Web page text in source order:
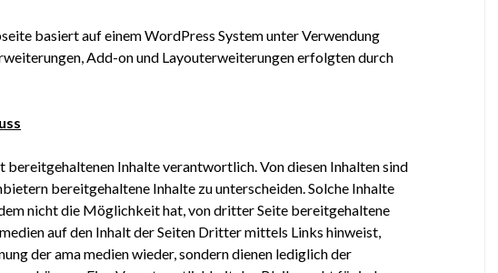
basiert auf einem WordPress System unter Verwendung
Add-on und Layouterweiterungen erfolgten durch
Inhalte verantwortlich. Von diesen Inhalten sind
bereitgehaltene Inhalte zu unterscheiden. Solche Inhalte
nicht die Möglichkeit hat, von dritter Seite bereitgehaltene
auf den Inhalt der Seiten Dritter mittels Links hinweist,
der ama medien wieder, sondern dienen lediglich der